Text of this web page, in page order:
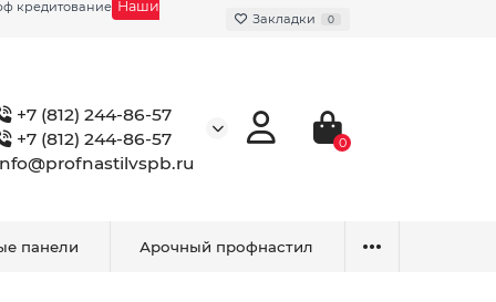
кредитование Наши
Закладки 0
+7 (812) 244-86-57
+7 (812) 244-86-57
0
панели Арочный профнастил